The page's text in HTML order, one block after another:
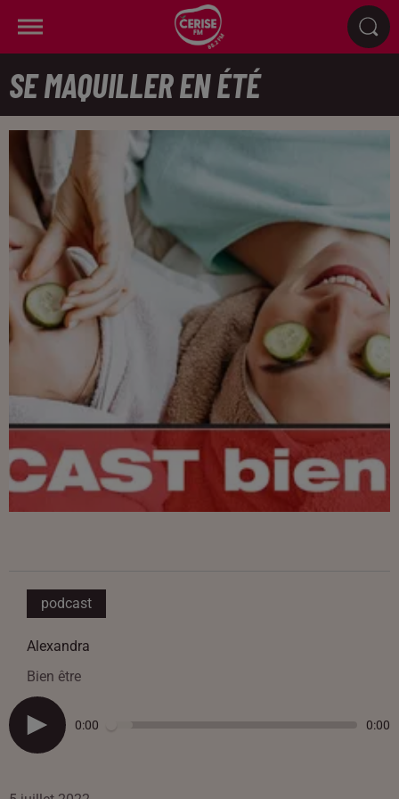
SE MAQUILLER EN ÉTÉ
podcast
Alexandra
Bien être
0:00 0:00